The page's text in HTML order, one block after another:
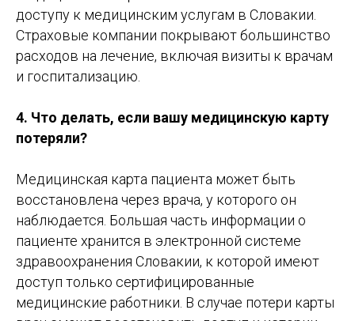
доступу к медицинским услугам в Словакии.
Страховые компании покрывают большинство
расходов на лечение, включая визиты к врачам
и госпитализацию.
4. Что делать, если вашу медицинскую карту
потеряли?
Медицинская карта пациента может быть
восстановлена через врача, у которого он
наблюдается. Большая часть информации о
пациенте хранится в электронной системе
здравоохранения Словакии, к которой имеют
доступ только сертифицированные
медицинские работники. В случае потери карты